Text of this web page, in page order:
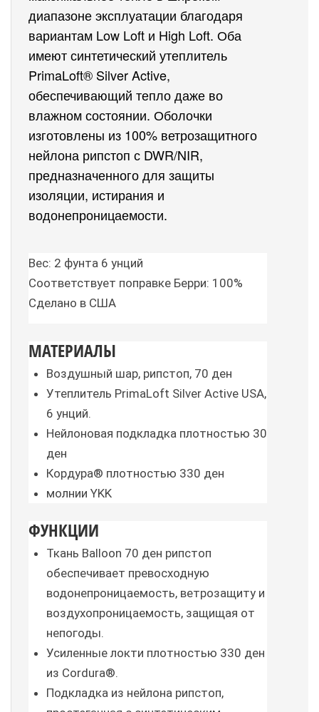
диапазоне эксплуатации благодаря
вариантам Low Loft и High Loft. Оба
имеют синтетический утеплитель
PrimaLoft® Silver Active,
обеспечивающий тепло даже во
влажном состоянии. Оболочки
изготовлены из 100% ветрозащитного
нейлона рипстоп с DWR/NIR,
предназначенного для защиты
изоляции, истирания и
водонепроницаемости.
Вес: 2 фунта 6 унций
Соответствует поправке Берри: 100%
Сделано в США
МАТЕРИАЛЫ
Воздушный шар, рипстоп, 70 ден
Утеплитель PrimaLoft Silver Active USA,
6 унций.
Нейлоновая подкладка плотностью 30
ден
Кордура® плотностью 330 ден
молнии YKK
ФУНКЦИИ
Ткань Balloon 70 ден рипстоп
обеспечивает превосходную
водонепроницаемость, ветрозащиту и
воздухопроницаемость, защищая от
непогоды.
Усиленные локти плотностью 330 ден
из Cordura®.
Подкладка из нейлона рипстоп,